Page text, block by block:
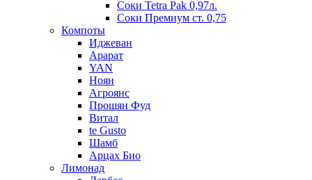
Соки Tetra Pak 0,97л.
Соки Премиум ст. 0,75
Компоты
Иджеван
Арарат
YAN
Ноян
Агроянс
Прошян Фуд
Витал
te Gusto
Шамб
Арцах Био
Лимонад